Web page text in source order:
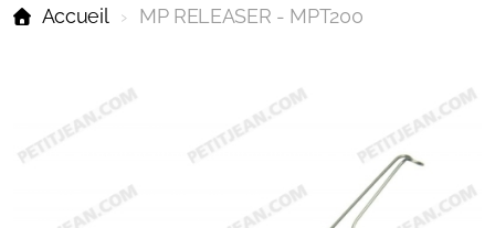
Accueil MP RELEASER - MPT200